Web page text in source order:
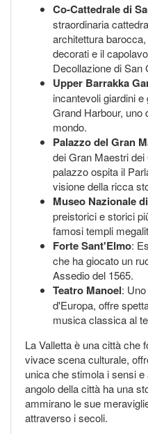
Co-Cattedrale di
straordinaria
architettura
decorati e il
Decollazione di San
Upper Barrakka
incantevoli giardini
Grand Harbour, uno
mondo.
Palazzo del Gran
dei Gran Maestri
palazzo ospita il
visione della ricca
Museo Nazionale
preistorici e storici
famosi templi
Forte Sant'Elmo:
che ha giocato un
Assedio del 1565.
Teatro Manoel:
d'Europa, offre
musica classica al
La Valletta è una città che
vivace scena culturale,
unica che stimola i sensi
angolo della città ha una
ammirano le sue
attraverso i secoli.